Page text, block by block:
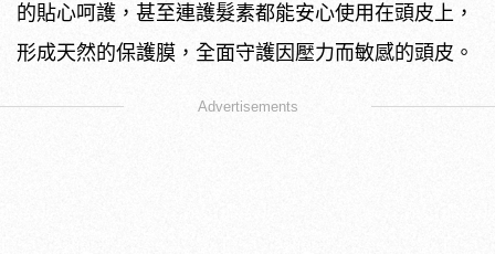
的貼心呵護，甚至連護髮素都能安心使用在頭皮上，
形成天然的保護膜，全面守護因壓力而敏感的頭皮。
Advertisements